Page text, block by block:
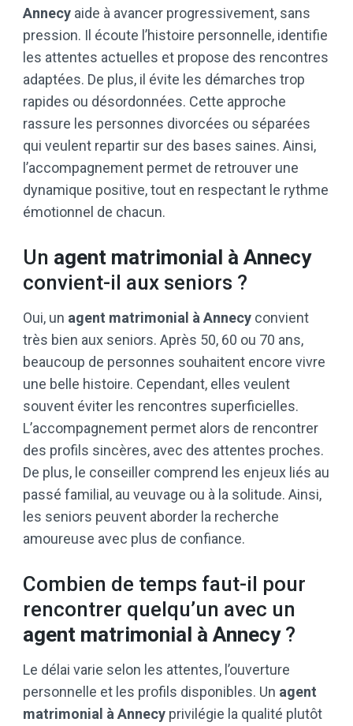
Annecy aide à avancer progressivement, sans
pression. Il écoute l’histoire personnelle, identifie
les attentes actuelles et propose des rencontres
adaptées. De plus, il évite les démarches trop
rapides ou désordonnées. Cette approche
rassure les personnes divorcées ou séparées
qui veulent repartir sur des bases saines. Ainsi,
l’accompagnement permet de retrouver une
dynamique positive, tout en respectant le rythme
émotionnel de chacun.
Un agent matrimonial à Annecy
convient-il aux seniors ?
Oui, un agent matrimonial à Annecy convient
très bien aux seniors. Après 50, 60 ou 70 ans,
beaucoup de personnes souhaitent encore vivre
une belle histoire. Cependant, elles veulent
souvent éviter les rencontres superficielles.
L’accompagnement permet alors de rencontrer
des profils sincères, avec des attentes proches.
De plus, le conseiller comprend les enjeux liés au
passé familial, au veuvage ou à la solitude. Ainsi,
les seniors peuvent aborder la recherche
amoureuse avec plus de confiance.
Combien de temps faut-il pour
rencontrer quelqu’un avec un
agent matrimonial à Annecy?
Le délai varie selon les attentes, l’ouverture
personnelle et les profils disponibles. Un agent
matrimonial à Annecy privilégie la qualité plutôt